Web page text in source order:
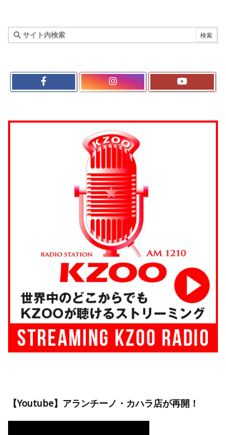
【Youtube】アランチーノ・カハラ店が再開！